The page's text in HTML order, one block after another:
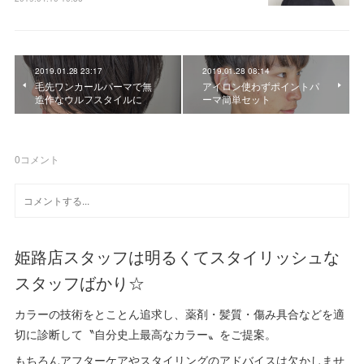
2019.01.28 23:17
毛先ワンカールパーマで無
造作なウルフスタイルに
2019.01.28 08:14
アイロン使わずポイントパ
ーマ簡単セット
0コメント
姫路店スタッフは明るくてスタイリッシュな
スタッフばかり☆
カラーの技術をとことん追求し、薬剤・髪質・傷み具合などを適
切に診断して〝自分史上最高なカラー〟をご提案。
もちろんアフターケアやスタイリングのアドバイスは欠かしませ